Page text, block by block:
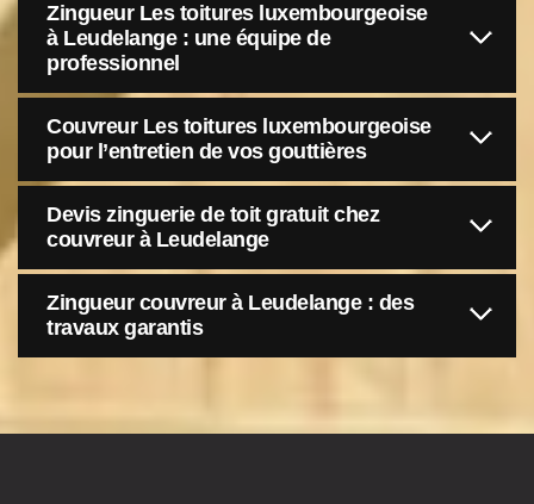
Zingueur Les toitures luxembourgeoise
à Leudelange : une équipe de
professionnel
Couvreur Les toitures luxembourgeoise
pour l’entretien de vos gouttières
Devis zinguerie de toit gratuit chez
couvreur à Leudelange
Zingueur couvreur à Leudelange : des
travaux garantis